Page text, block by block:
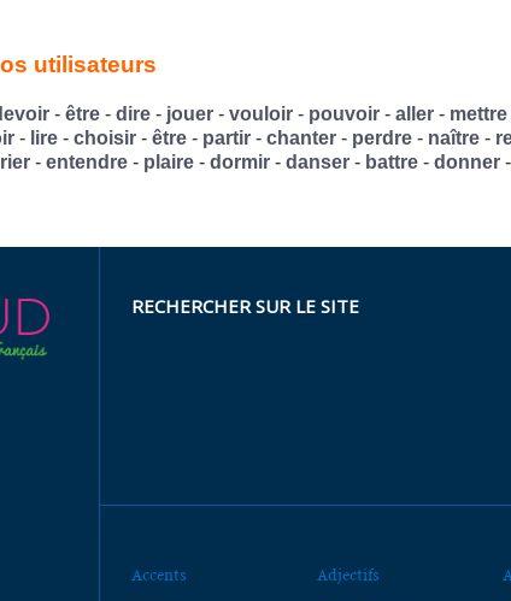
utilisateurs
- être- dire- jouer- vouloir- pouvoir- aller- mettre
- lire- choisir- être- partir- chanter- perdre- naître-
- entendre- plaire- dormir- danser- battre- donner
RECHERCHER SUR LE SITE
Accents Adjectifs